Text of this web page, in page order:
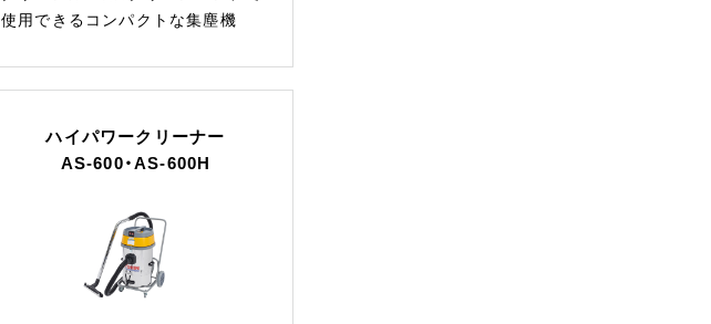
使用できるコンパクトな集塵機
ハイパワークリーナー
AS-600・AS-600H